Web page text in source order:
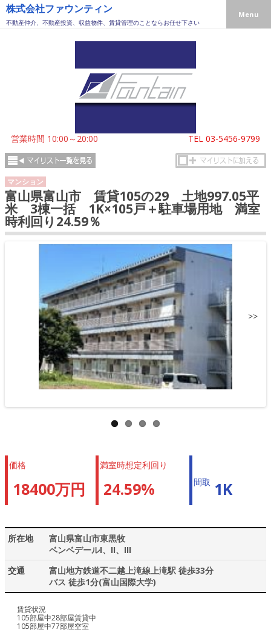
株式会社ファウンティン
不動産仲介、不動産投資、収益物件、賃貸管理のことならお任せ下さい
営業時間 10:00～20:00 TEL 03-5456-9799
Menu
マンション
富山県富山市 賃貸105の29 土地997.05平
米 3棟一括 1K×105戸＋駐車場用地 満室
時利回り24.59％
>>
価格
18400万円
満室時想定利回り
24.59% 間取 1K
所在地
富山県富山市東黒牧
ベンベデールI、II、III
交通
富山地方鉄道不二越上滝線上滝駅 徒歩33分
バス 徒歩1分(富山国際大学)
賃貸状況
105部屋中28部屋賃貸中
105部屋中77部屋空室